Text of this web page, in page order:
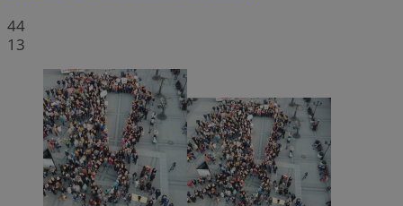
44
13